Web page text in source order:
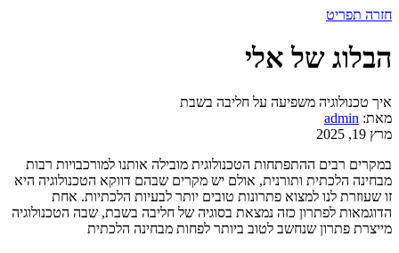
חזרה תפריט
הבלוג של אלי
איך טכנולוגיה משפיעה על חליבה בשבת
מאת: admin
מרץ 19, 2025
במקרים רבים ההתפתחות הטכנולוגית מובילה אותנו למורכבויות רבות
מבחינה הלכתית ותורנית, אולם יש מקרים שבהם דווקא הטכנולוגיה היא
זו שעוזרת לנו למצוא פתרונות טובים יותר לבעיות הלכתיות. אחת
הדוגמאות לפתרון כזה נמצאת בסוגיה של חליבה בשבת, שבה הטכנולוגיה
מייצרת פתרון שנחשב לטוב ביותר לפחות מבחינה הלכתית